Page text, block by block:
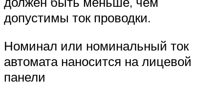
допустимы ток проводки.
Номинал или номинальный ток
автомата наносится на лицевой
панели